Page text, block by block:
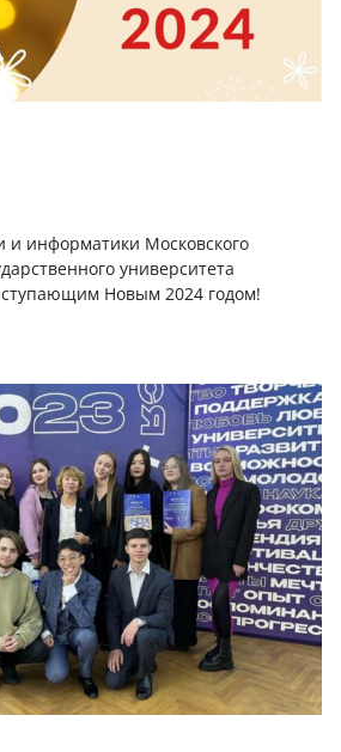
и информатики Московского
университета
Новым 2024 годом!